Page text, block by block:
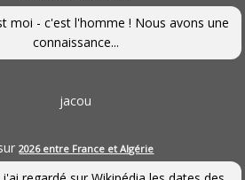
moi - c'est l'homme ! Nous avons une
connaissance...
jacou
2026 entre France et Algérie